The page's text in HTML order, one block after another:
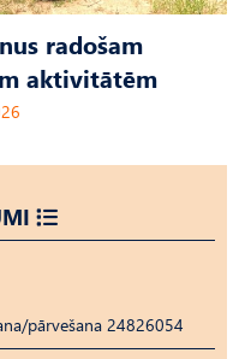
radošam
aktivitātēm
pārvešana 24826054